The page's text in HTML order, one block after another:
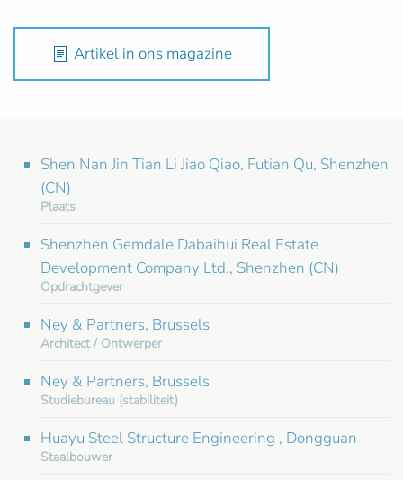
Artikel in ons magazine
Shen Nan Jin Tian Li Jiao Qiao, Futian Qu, Shenzhen
(CN)
Plaats
Shenzhen Gemdale Dabaihui Real Estate
Development Company Ltd., Shenzhen (CN)
Opdrachtgever
Ney & Partners, Brussels
Architect / Ontwerper
Ney & Partners, Brussels
Studiebureau (stabiliteit)
Huayu Steel Structure Engineering , Dongguan
Staalbouwer